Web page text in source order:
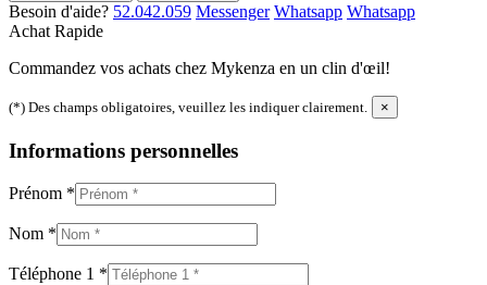
Besoin d'aide? 52.042.059 Messenger Whatsapp Whatsapp
Achat Rapide
Commandez vos achats chez Mykenza en un clin d'œil!
(*) Des champs obligatoires, veuillez les indiquer clairement. ×
Informations personnelles
Prénom *
Nom *
Téléphone 1 *